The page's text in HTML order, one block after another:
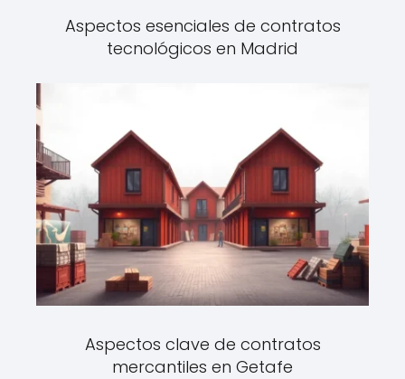
Aspectos esenciales de contratos
tecnológicos en Madrid
Aspectos clave de contratos
mercantiles en Getafe